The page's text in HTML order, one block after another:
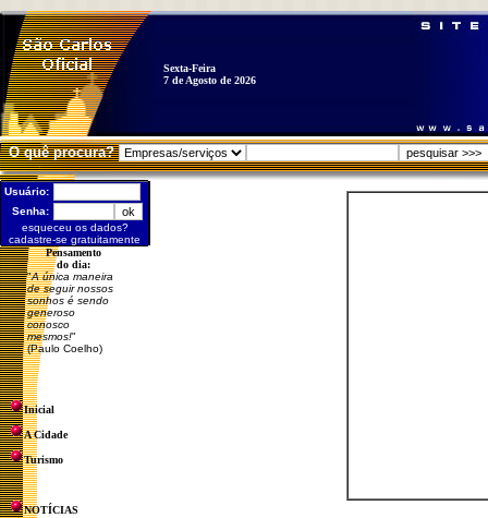
Sexta-Feira
7 de Agosto de 2026
O quê procura?
Usuário:
Senha:
esqueceu os dados?
cadastre-se gratuitamente
Pensamento
do dia:
"A única maneira
de seguir nossos
sonhos é sendo
generoso
conosco
mesmos!"
(Paulo Coelho)
Inicial
A Cidade
Turismo
NOTÍCIAS